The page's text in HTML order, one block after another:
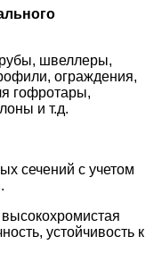
швеллеры,
ограждения,
гофротары,
и т.д.
сечений с учетом
устойчивость к